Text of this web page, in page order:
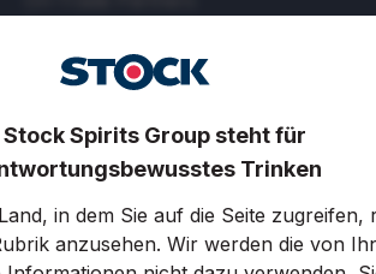
Barrierefreiheit
Nutzungsbedingungen
Zertifikate
Cookie-Einstellungen
LinkedIn
Stock Spirits Group steht für
Trinken
in dem Sie auf die Seite zugreifen,
anzusehen. Wir werden die von